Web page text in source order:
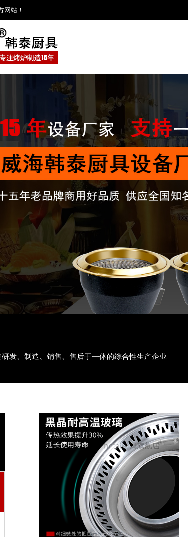
网站！
发、制造、销售、售后于一体的综合性生产企业